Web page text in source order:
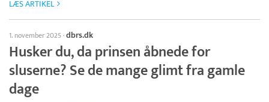
LÆS ARTIKEL
1. november 2025·dbrs.dk
Husker du, da prinsen åbnede for
sluserne? Se de mange glimt fra gamle
dage